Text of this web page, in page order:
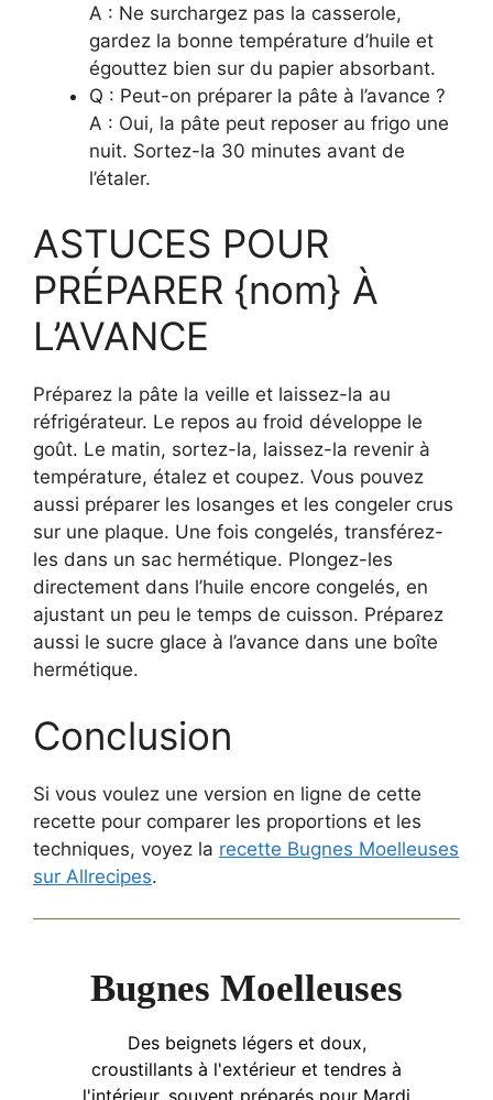
A : Ne surchargez pas la casserole,
gardez la bonne température d’huile et
égouttez bien sur du papier absorbant.
Q : Peut-on préparer la pâte à l’avance ?
A : Oui, la pâte peut reposer au frigo une
nuit. Sortez-la 30 minutes avant de
l’étaler.
ASTUCES POUR
PRÉPARER {nom} À
L’AVANCE
Préparez la pâte la veille et laissez-la au
réfrigérateur. Le repos au froid développe le
goût. Le matin, sortez-la, laissez-la revenir à
température, étalez et coupez. Vous pouvez
aussi préparer les losanges et les congeler crus
sur une plaque. Une fois congelés, transférez-
les dans un sac hermétique. Plongez-les
directement dans l’huile encore congelés, en
ajustant un peu le temps de cuisson. Préparez
aussi le sucre glace à l’avance dans une boîte
hermétique.
Conclusion
Si vous voulez une version en ligne de cette
recette pour comparer les proportions et les
techniques, voyez la recette Bugnes Moelleuses
sur Allrecipes.
Bugnes Moelleuses
Des beignets légers et doux,
croustillants à l'extérieur et tendres à
l'intérieur, souvent préparés pour Mardi